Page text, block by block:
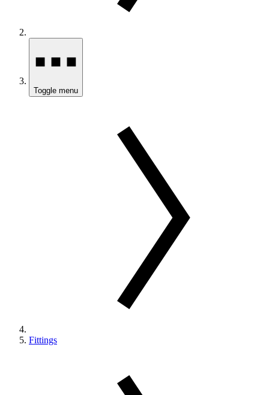
Toggle menu
Fittings